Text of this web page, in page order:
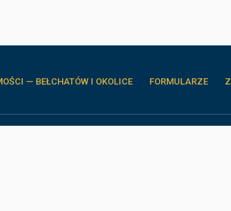
— BEŁCHATÓW I OKOLICE FORMULARZE